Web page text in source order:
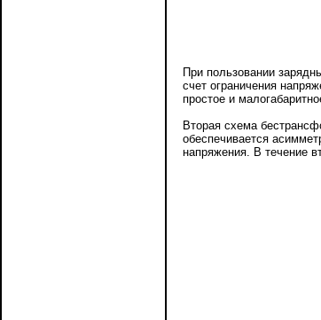
При пользовании
счет ограничения
простое и
Вторая схема
обеспечивается
напряжения. В течение